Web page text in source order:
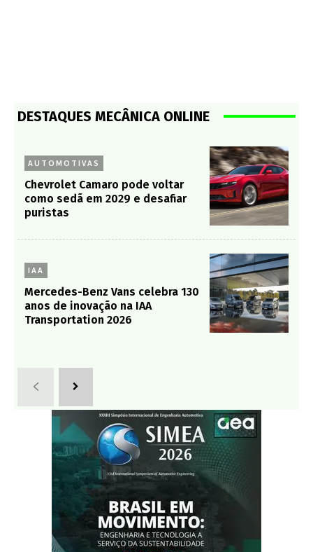
DESTAQUES MECÂNICA ONLINE
AUTOMOTIVAS
Chevrolet Camaro pode voltar
como sedã em 2029 e desafiar
puristas
IAA
Mercedes-Benz Vans celebra 130
anos de inovação na IAA
Transportation 2026